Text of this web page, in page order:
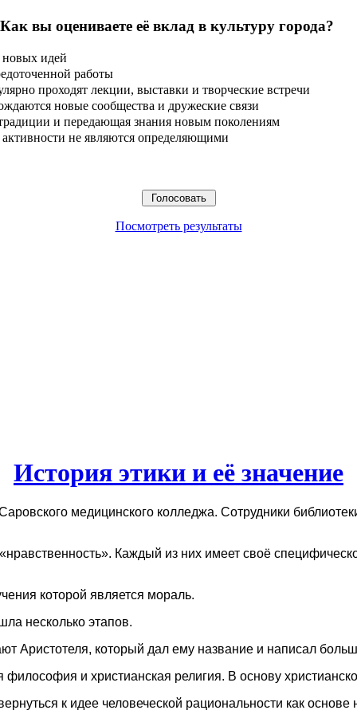
вы оцениваете её вклад в культуру города?
новых идей
работы
проходят лекции, выставки и творческие встречи
новые сообщества и дружеские связи
и передающая знания новым поколениям
не являются определяющими
Посмотреть результаты
История этики и её значение
медицинского колледжа. Сотрудники
Каждый из них имеет своё
которой является мораль.
несколько этапов.
Аристотеля, который дал ему название и написал
и христианская религия. В основу
к идее человеческой рациональности как основе